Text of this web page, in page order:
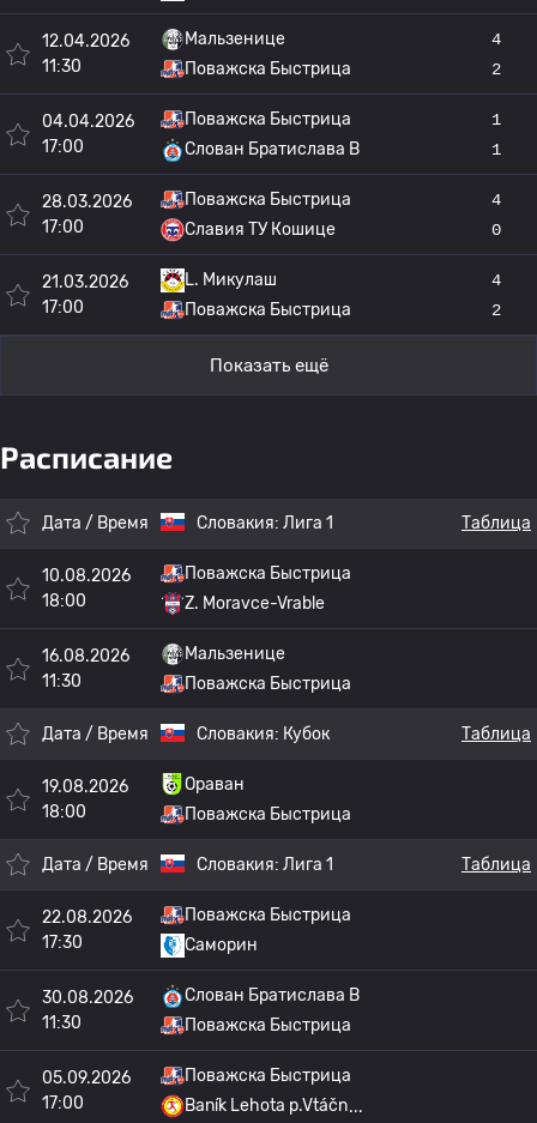
12.04.2026
11:30
Мальзенице
Поважска Быстрица
4
2
04.04.2026
17:00
Поважска Быстрица
Слован Братислава B
1
1
28.03.2026
17:00
Поважска Быстрица
Славия ТУ Кошице
4
0
21.03.2026
17:00
L. Микулаш
Поважска Быстрица
4
2
Показать ещё
Расписание
Дата / Время Словакия: Лига 1 Таблица
10.08.2026
18:00
Поважска Быстрица
Z. Moravce-Vrable
16.08.2026
11:30
Мальзенице
Поважска Быстрица
Дата / Время Словакия: Кубок Таблица
19.08.2026
18:00
Ораван
Поважска Быстрица
Дата / Время Словакия: Лига 1 Таблица
22.08.2026
17:30
Поважска Быстрица
Саморин
30.08.2026
11:30
Слован Братислава B
Поважска Быстрица
05.09.2026
17:00
Поважска Быстрица
Baník Lehota p.Vtáčn